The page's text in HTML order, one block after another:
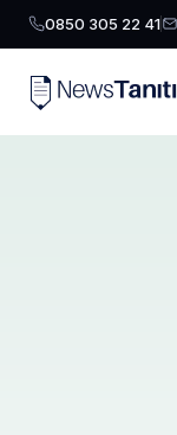
0850 305 22 41